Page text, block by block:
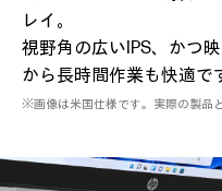
レイ。
視野角の広いIPS、かつ
から長時間作業も快適で
※画像は米国仕様です。実際の製品